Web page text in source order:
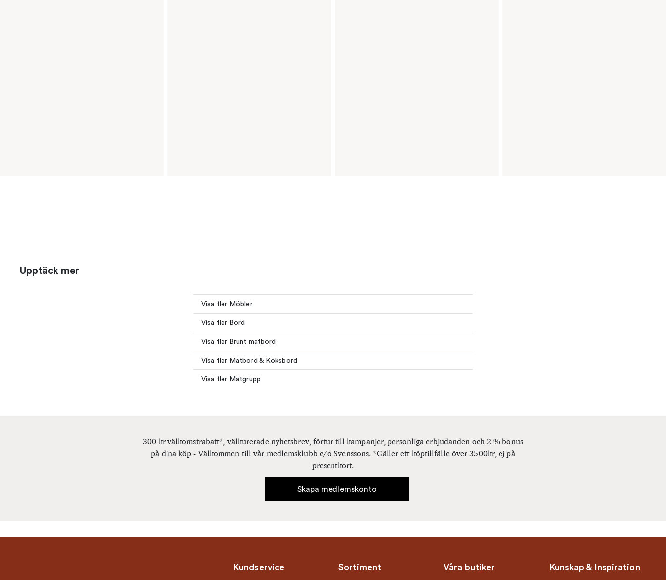
Upptäck mer
Visa fler Möbler
Visa fler Bord
Visa fler Brunt matbord
Visa fler Matbord & Köksbord
Visa fler Matgrupp
300 kr välkomstrabatt*, välkurerade nyhetsbrev, förtur till kampanjer, personliga erbjudanden och 2 % bonus
på dina köp - Välkommen till vår medlemsklubb c/o Svenssons. *Gäller ett köptillfälle över 3500kr, ej på
presentkort.
Skapa medlemskonto
Kundservice Sortiment Våra butiker Kunskap & Inspiration